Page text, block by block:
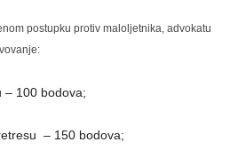
postupku protiv maloljetnika, advokatu
– 100 bodova;
– 150 bodova;